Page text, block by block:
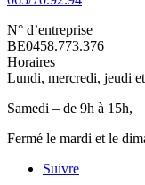
N° d’entreprise
BE0458.773.376
Horaires
Lundi, mercredi, jeudi
Samedi – de 9h à 15h,
Fermé le mardi et le
Suivre